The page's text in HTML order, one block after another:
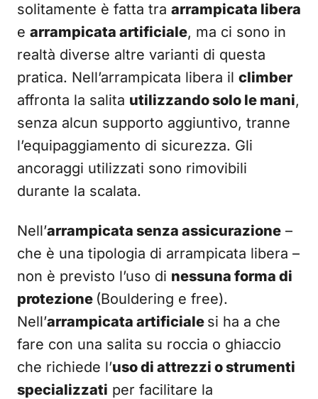
solitamente è fatta tra arrampicata libera
e arrampicata artificiale, ma ci sono in
realtà diverse altre varianti di questa
pratica. Nell’arrampicata libera il climber
affronta la salita utilizzando solo le mani,
senza alcun supporto aggiuntivo, tranne
l’equipaggiamento di sicurezza. Gli
ancoraggi utilizzati sono rimovibili
durante la scalata.
Nell’arrampicata senza assicurazione –
che è una tipologia di arrampicata libera –
non è previsto l’uso di nessuna forma di
protezione (Bouldering e free).
Nell’arrampicata artificiale si ha a che
fare con una salita su roccia o ghiaccio
che richiede l’uso di attrezzi o strumenti
specializzati per facilitare la